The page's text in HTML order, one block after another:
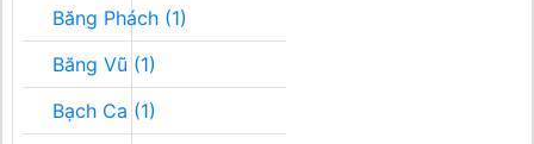
Băng Phách (1)
Băng Vũ (1)
Bạch Ca (1)